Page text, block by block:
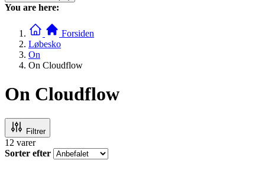
You are here:
Forsiden
Løbesko
On
On Cloudflow
On Cloudflow
Filtrer
12 varer
Sorter efter